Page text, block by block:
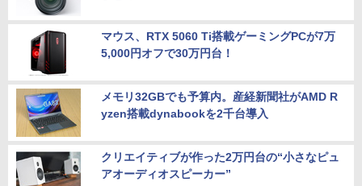
マウス、RTX 5060 Ti搭載ゲーミングPCが7万
5,000円オフで30万円台！
メモリ32GBでも予算内。産経新聞社がAMD R
yzen搭載dynabookを2千台導入
クリエイティブが作った2万円台の“小さなピュ
アオーディオスピーカー”